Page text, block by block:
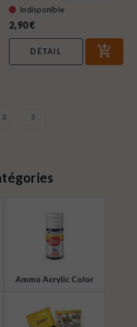
Indisponible
2,90 €
DÉTAIL
2 3
Ammo Acrylic Color